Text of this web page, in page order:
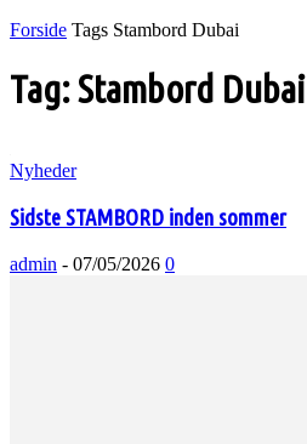
Forside Tags Stambord Dubai
Tag: Stambord Dubai
Nyheder
Sidste STAMBORD inden sommer
admin - 07/05/2026 0